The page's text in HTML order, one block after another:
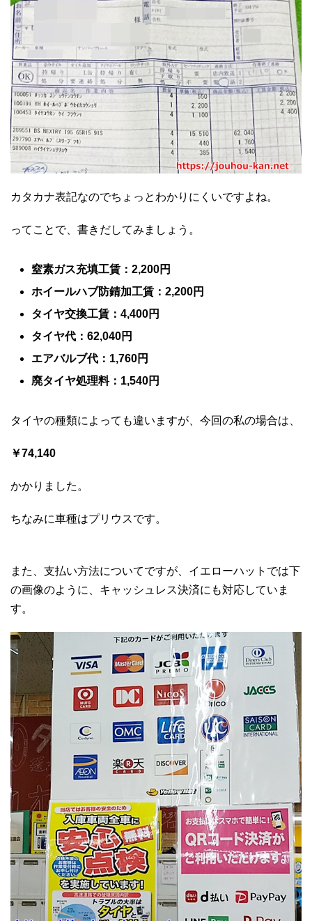
カタカナ表記なのでちょっとわかりにくいですよね。
ってことで、書きだしてみましょう。
窒素ガス充填工賃：2,200円
ホイールハブ防錆加工賃：2,200円
タイヤ交換工賃：4,400円
タイヤ代：62,040円
エアバルブ代：1,760円
廃タイヤ処理料：1,540円
タイヤの種類によっても違いますが、今回の私の場合は、
￥74,140
かかりました。
ちなみに車種はプリウスです。
また、支払い方法についてですが、イエローハットでは下
の画像のように、キャッシュレス決済にも対応していま
す。